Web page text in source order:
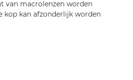
van macrolenzen worden
kop kan afzonderlijk worden